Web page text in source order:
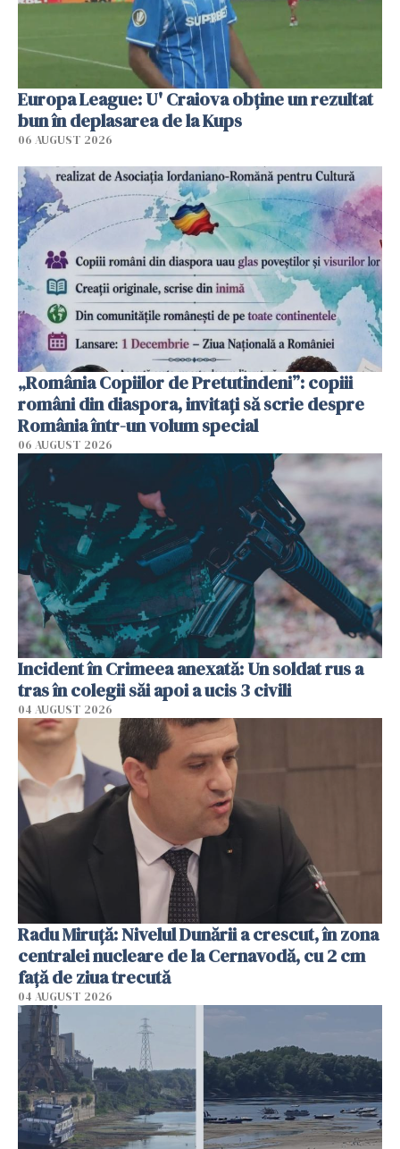
Europa League: U' Craiova obține un rezultat
bun în deplasarea de la Kups
06 AUGUST 2026
„România Copiilor de Pretutindeni”: copiii
români din diaspora, invitați să scrie despre
România într-un volum special
06 AUGUST 2026
Incident în Crimeea anexată: Un soldat rus a
tras în colegii săi apoi a ucis 3 civili
04 AUGUST 2026
Radu Miruţă: Nivelul Dunării a crescut, în zona
centralei nucleare de la Cernavodă, cu 2 cm
faţă de ziua trecută
04 AUGUST 2026